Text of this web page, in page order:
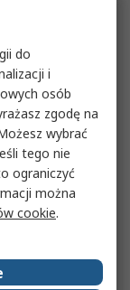
do
i
osób
zgodę na
wybrać
tego nie
ograniczyć
można
cookie.